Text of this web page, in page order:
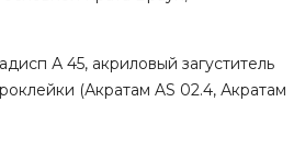
А 45, акриловый загуститель
(Акратам AS 02.4, Акратам